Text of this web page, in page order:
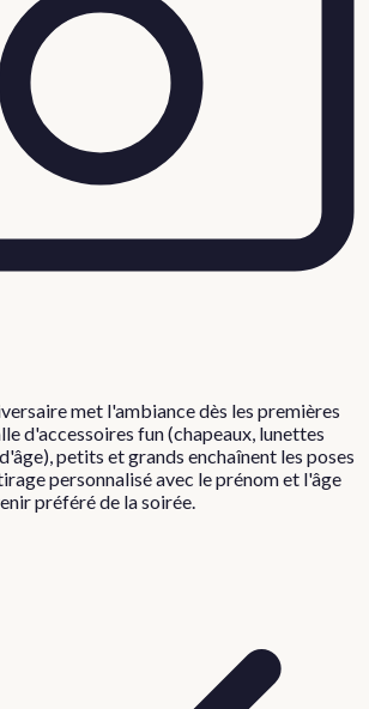
met l'ambiance dès les premières
d'accessoires fun (chapeaux, lunettes
petits et grands enchaînent les poses
personnalisé avec le prénom et l'âge
préféré de la soirée.